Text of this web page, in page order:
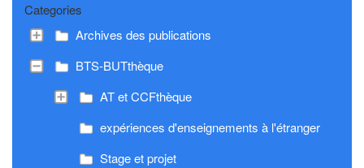
Categories
Archives des publications
BTS-BUTthèque
AT et CCFthèque
expériences d'enseignements à l'étranger
Stage et projet